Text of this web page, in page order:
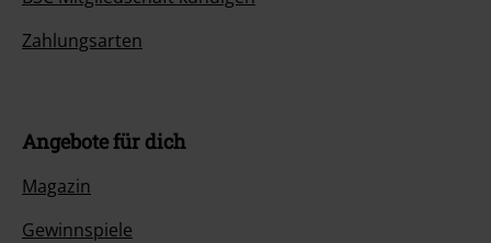
Zahlungsarten
Angebote für dich
Magazin
Gewinnspiele